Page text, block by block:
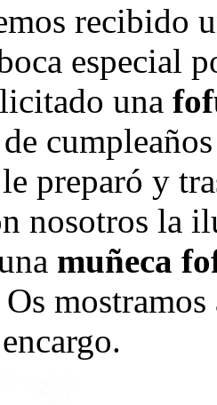
recibido
especial
una
preparó y
nosotros la
muñeca